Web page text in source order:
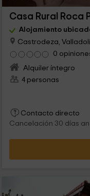
Casa Rural Roca
Alojamiento
Castrodeza,
0
Alquiler íntegro
4 personas
Contacto directo
Cancelación 30 días